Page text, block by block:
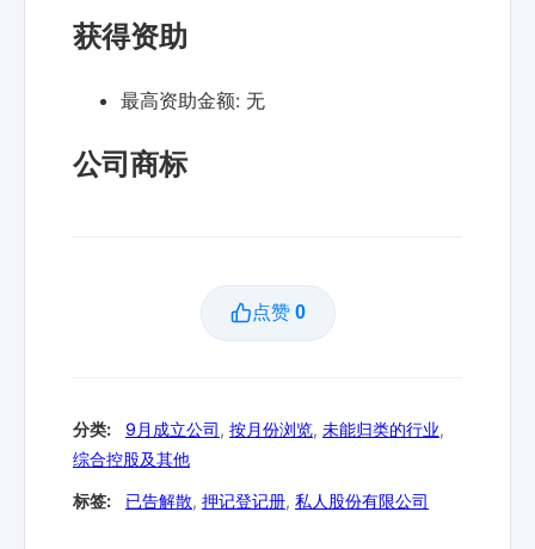
获得资助
最高资助金额: 无
公司商标
点赞 0
分类: 9月成立公司, 按月份浏览, 未能归类的行业,
综合控股及其他
标签: 已告解散, 押记登记册, 私人股份有限公司